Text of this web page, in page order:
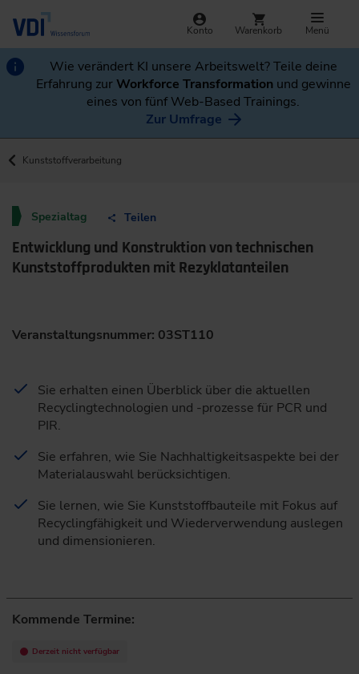
Konto Warenkorb Menü
Wie verändert KI unsere Arbeitswelt? Teile deine
Erfahrung zurWorkforce Transformation und gewinne
eines von fünf Web-Based Trainings.
Zur Umfrage
Kunststoffverarbeitung
Spezialtag Teilen
Entwicklung und Konstruktion von technischen
Kunststoffprodukten mit Rezyklatanteilen
Veranstaltungsnummer: 03ST110
Sie erhalten einen Überblick über die aktuellen
Recyclingtechnologien und -prozesse für PCR und
PIR.
Sie erfahren, wie Sie Nachhaltigkeitsaspekte bei der
Materialauswahl berücksichtigen.
Sie lernen, wie Sie Kunststoffbauteile mit Fokus auf
Recyclingfähigkeit und Wiederverwendung auslegen
und dimensionieren.
Kommende Termine:
Derzeit nicht verfügbar